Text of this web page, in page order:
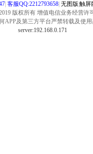
| 客服QQ:2212793658| 无图版 触屏
版权所有 增值电信业务经营许
APP及第三方平台严禁转载及使
server:192.168.0.171